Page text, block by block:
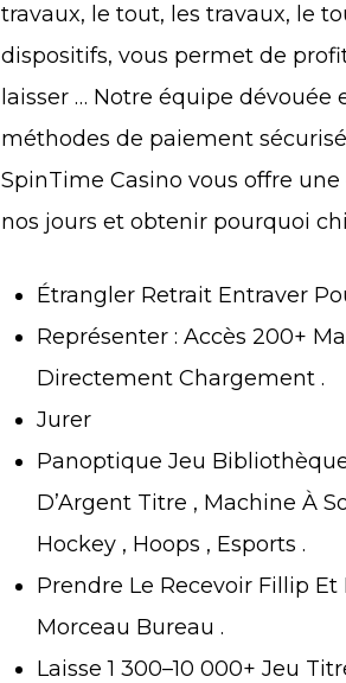
travaux, le tout, les travaux, le
dispositifs, vous permet de
laisser … Notre équipe
méthodes de paiement
SpinTime Casino vous offre
nos jours et obtenir pourquoi
Étrangler Retrait Entraver
Représenter : Accès 200+
Directement Chargement .
Jurer
Panoptique Jeu
D’Argent Titre , Machine À
Hockey , Hoops , Esports .
Prendre Le Recevoir Fillip
Morceau Bureau .
Laisse 1 300–10 000+ Jeu